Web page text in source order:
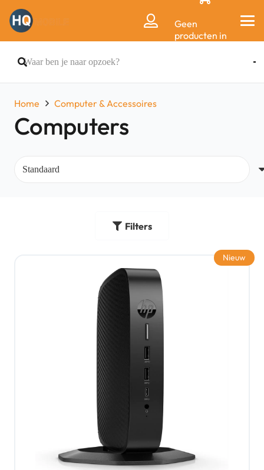
Geen
producten in
Home Computer & Accessoires
Computers
Filters
Nieuw